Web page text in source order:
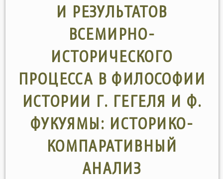
И РЕЗУЛЬТАТОВ
ВСЕМИРНО-
ИСТОРИЧЕСКОГО
ПРОЦЕССА В ФИЛОСОФИИ
ИСТОРИИ Г. ГЕГЕЛЯ И Ф.
ФУКУЯМЫ: ИСТОРИКО-
КОМПАРАТИВНЫЙ
АНАЛИЗ